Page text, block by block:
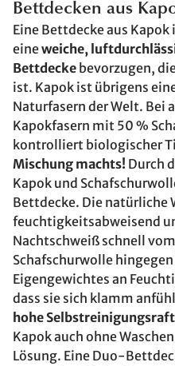
Bettdecken aus
Eine Bettdecke aus
eineweiche,
Bettdecke bevorzugen,
ist. Kapok ist übrigens
Naturfasern der Welt. Bei
Kapokfasern mit 50 %
kontrolliert biologischer
Mischung machts! Durch
Kapok und
Bettdecke. Die natürliche
feuchtigkeitsabweisend
Nachtschweiß schnell
Schafschurwolle hingegen
Eigengewichtes an
dass sie sich klamm
hohe Selbstreinigungsraft
Kapok auch ohne
Lösung. Eine Duo-